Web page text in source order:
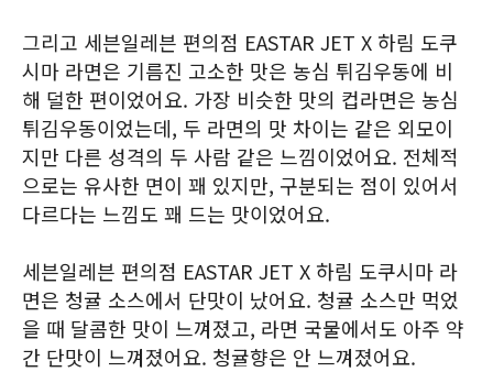
그리고 세븐일레븐 편의점 EASTAR JET X 하림 도쿠
시마 라면은 기름진 고소한 맛은 농심 튀김우동에 비
해 덜한 편이었어요. 가장 비슷한 맛의 컵라면은 농심
튀김우동이었는데, 두 라면의 맛 차이는 같은 외모이
지만 다른 성격의 두 사람 같은 느낌이었어요. 전체적
으로는 유사한 면이 꽤 있지만, 구분되는 점이 있어서
다르다는 느낌도 꽤 드는 맛이었어요.
세븐일레븐 편의점 EASTAR JET X 하림 도쿠시마 라
면은 청귤 소스에서 단맛이 났어요. 청귤 소스만 먹었
을 때 달콤한 맛이 느껴졌고, 라면 국물에서도 아주 약
간 단맛이 느껴졌어요. 청귤향은 안 느껴졌어요.